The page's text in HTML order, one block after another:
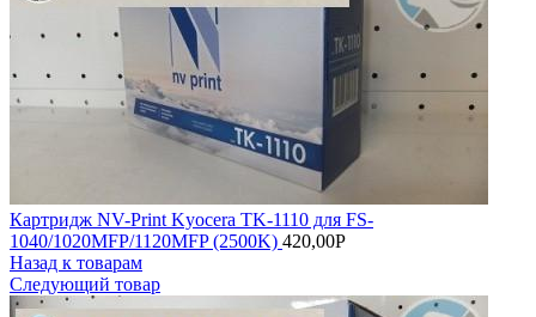
Картридж NV-Print Kyocera TK-1110 для FS-
1040/1020MFP/1120MFP (2500K) 420,00Р
Назад к товарам
Следующий товар